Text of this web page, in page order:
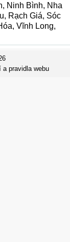
Ninh Bình, Nha
Rạch Giá, Sóc
Vĩnh Long,
a pravidla webu